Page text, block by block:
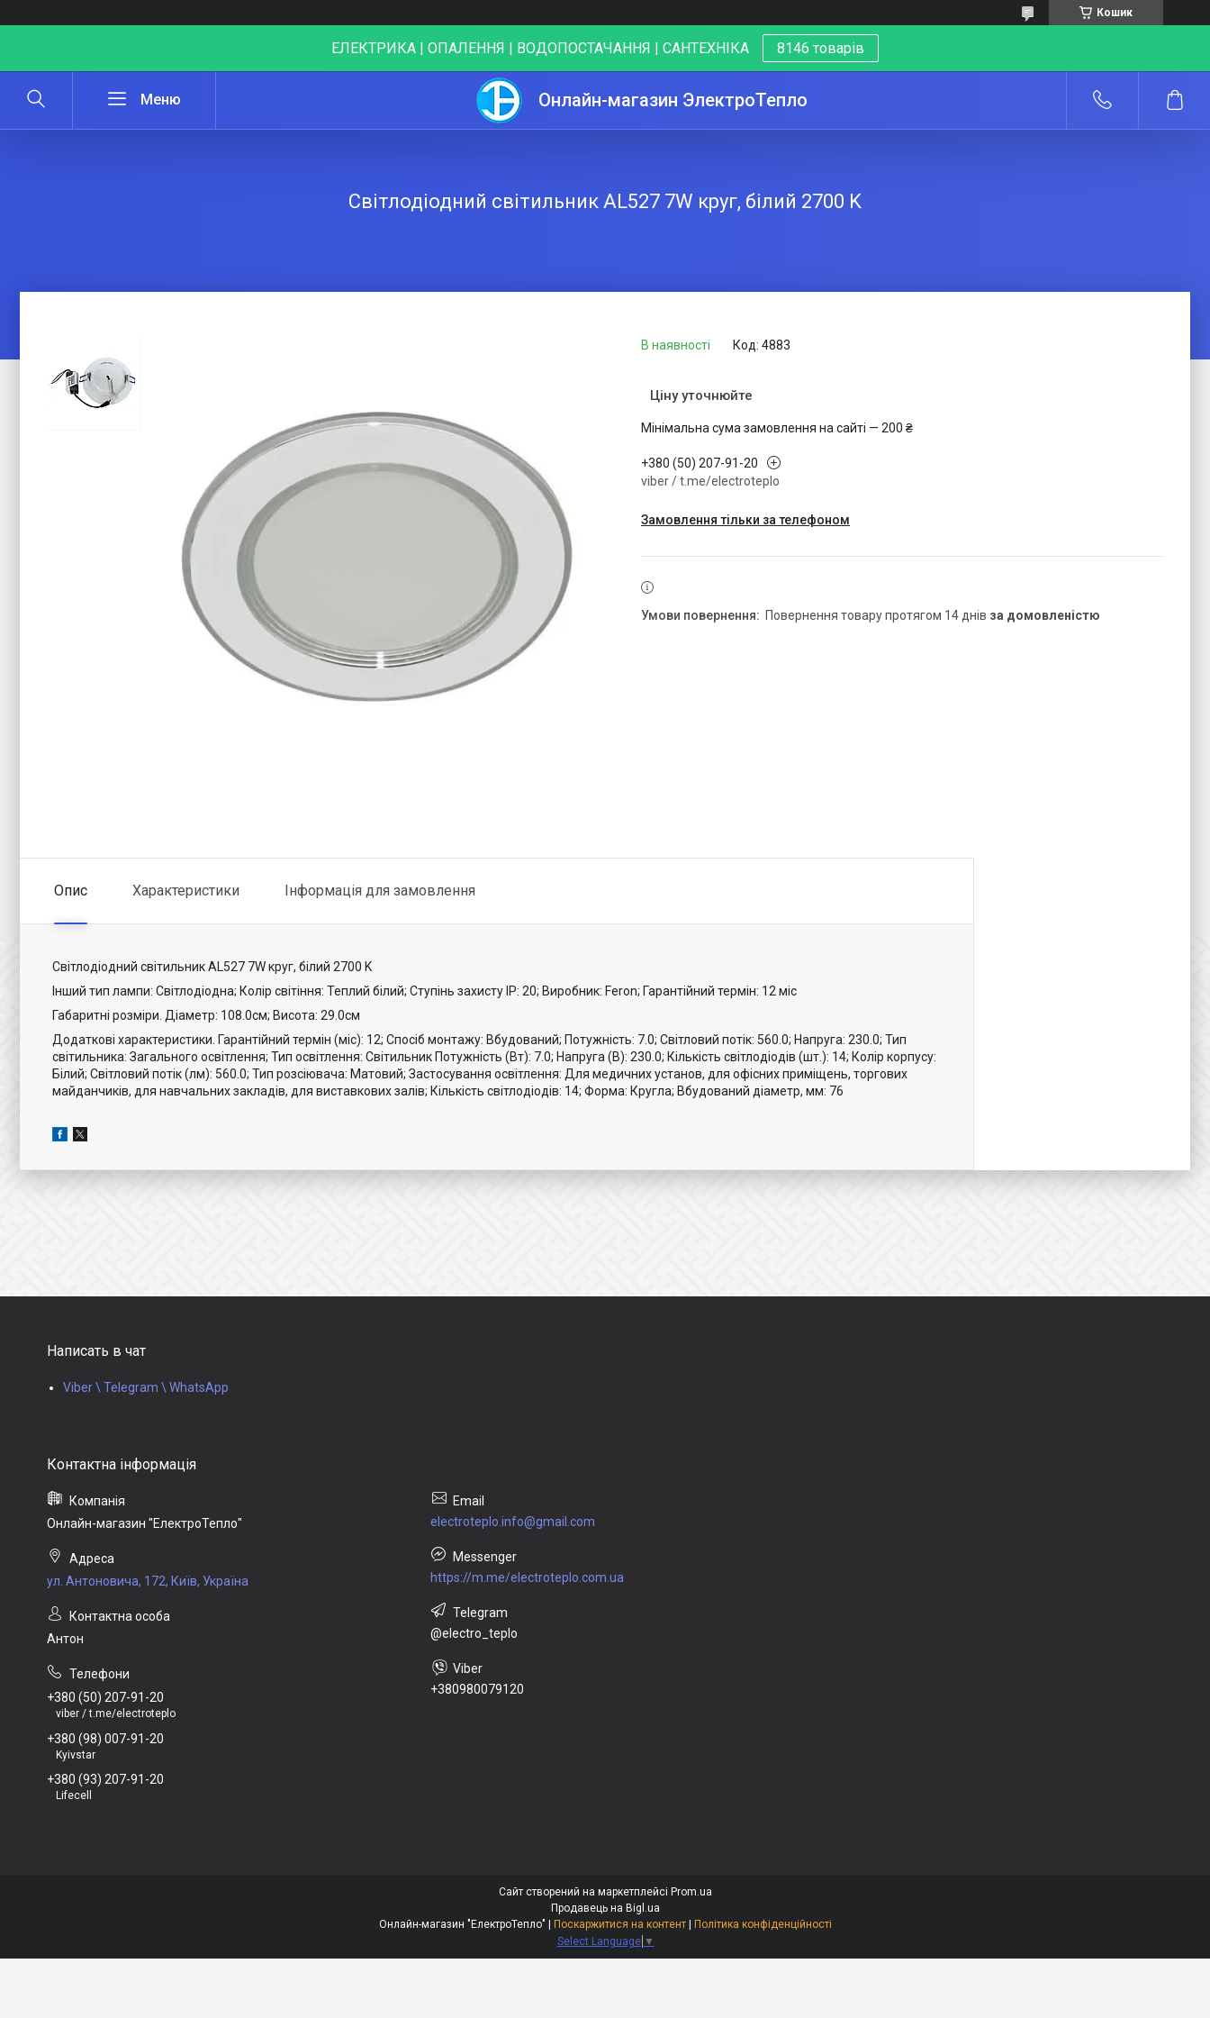
Кошик
ЕЛЕКТРИКА | ОПАЛЕННЯ | ВОДОПОСТАЧАННЯ | САНТЕХНІКА 8146 товарів
Онлайн-магазин ЭлектроТепло
Світлодіодний світильник AL527 7W круг, білий 2700 K
В наявності Код: 4883
Ціну уточнюйте
Мінімальна сума замовлення на сайті — 200 ₴
+380 (50) 207-91-20
viber / t.me/electroteplo
Замовлення тільки за телефоном
повернення товару протягом 14 днів за домовленістю
Опис Характеристики Інформація для замовлення
Світлодіодний світильник AL527 7W круг, білий 2700 K
Інший тип лампи: Світлодіодна; Колір світіння: Теплий білий; Ступінь захисту IP: 20; Виробник: Feron; Гарантійний термін: 12 міс
Габаритні розміри. Діаметр: 108.0см; Висота: 29.0см
Додаткові характеристики. Гарантійний термін (міс): 12; Спосіб монтажу: Вбудований; Потужність: 7.0; Світловий потік: 560.0; Напруга: 230.0; Тип
світильника: Загального освітлення; Тип освітлення: Світильник Потужність (Вт): 7.0; Напруга (В): 230.0; Кількість світлодіодів (шт.): 14; Колір корпусу:
Білий; Світловий потік (лм): 560.0; Тип розсіювача: Матовий; Застосування освітлення: Для медичних установ, для офісних приміщень, торгових
майданчиків, для навчальних закладів, для виставкових залів; Кількість світлодіодів: 14; Форма: Кругла; Вбудований діаметр, мм: 76
Написать в чат
Viber \ Telegram \ WhatsApp
Онлайн-магазин "ЕлектроТепло"
ул. Антоновича, 172, Київ, Україна
Антон
+380 (50) 207-91-20
viber / t.me/electroteplo
+380 (98) 007-91-20
Kyivstar
+380 (93) 207-91-20
Lifecell
electroteplo.info@gmail.com
https://m.me/electroteplo.com.ua
@electro_teplo
+380980079120
Сайт створений на маркетплейсі Prom.ua
Продавець на Bigl.ua
Поскаржитися на контент
Політика конфіденційності
Select Language ▼